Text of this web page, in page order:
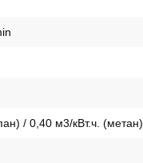
/ 0,40 м3/кВт.ч. (метан)